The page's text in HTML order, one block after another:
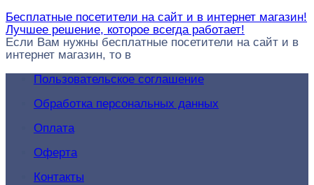
Бесплатные посетители на сайт и в интернет магазин!
Лучшее решение, которое всегда работает!
Если Вам нужны бесплатные посетители на сайт и в
интернет магазин, то в
Пользовательское соглашение
Обработка персональных данных
Оплата
Оферта
Контакты